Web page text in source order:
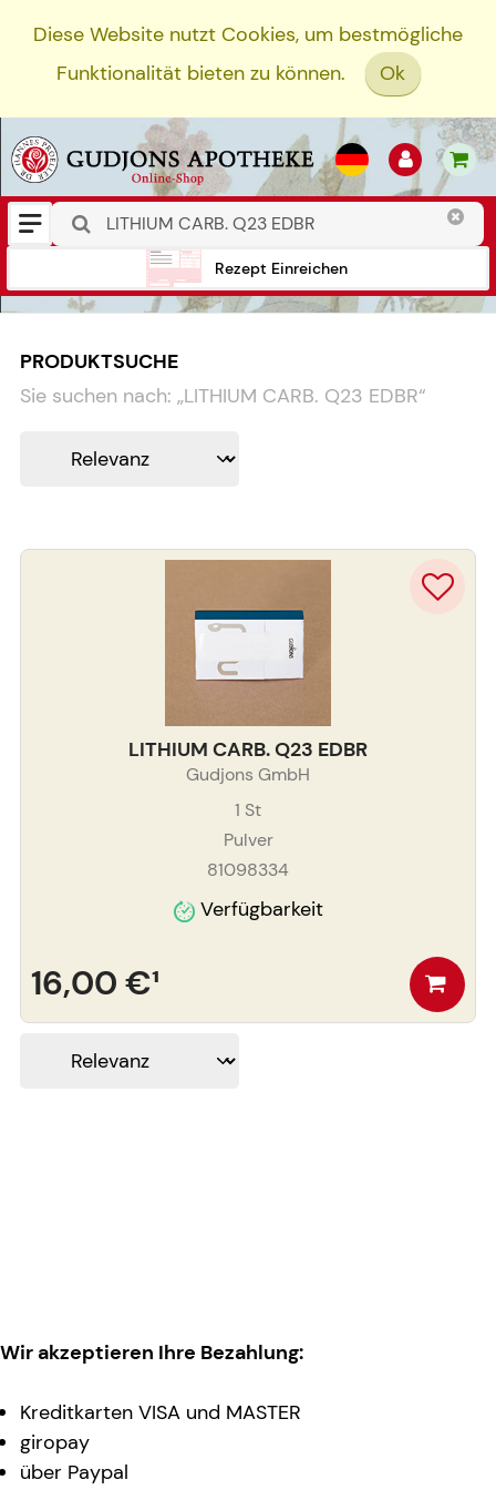
Diese Website nutzt Cookies, um bestmögliche
Funktionalität bieten zu können.
Ok
Rezept Einreichen
PRODUKTSUCHE
Sie suchen nach: „LITHIUM CARB. Q23 EDBR“
LITHIUM CARB. Q23 EDBR
Gudjons GmbH
1 St
Pulver
81098334
Verfügbarkeit
16,00 €¹
Wir akzeptieren Ihre Bezahlung:
Kreditkarten VISA und MASTER
giropay
über Paypal